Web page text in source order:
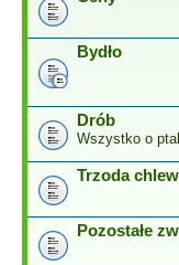
Bydło
Drób
Wszystko o
Trzoda
Pozostałe